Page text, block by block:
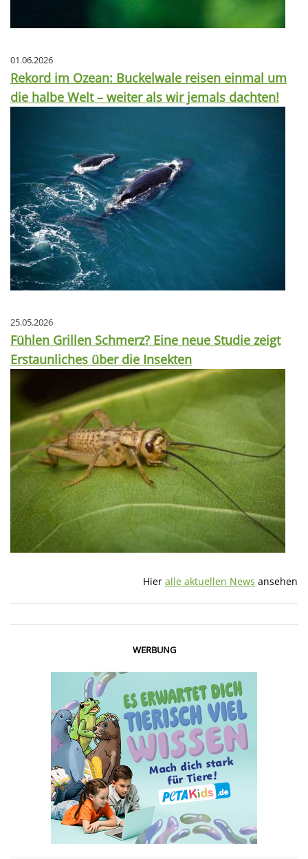
01.06.2026
Rekord im Ozean: Buckelwale reisen einmal um
die halbe Welt – weiter als wir jemals dachten!
25.05.2026
Fühlen Grillen Schmerz? Eine neue Studie zeigt
Erstaunliches über die Insekten
Hier alle aktuellen News ansehen
WERBUNG